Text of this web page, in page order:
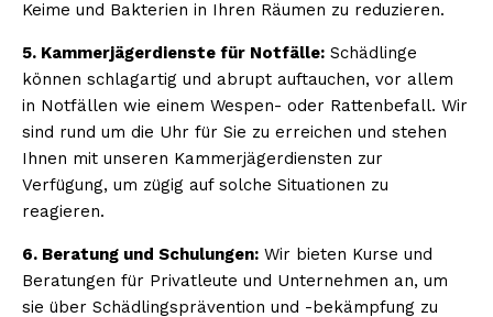
Keime und Bakterien in Ihren Räumen zu reduzieren.
5. Kammerjägerdienste für Notfälle: Schädlinge
können schlagartig und abrupt auftauchen, vor allem
in Notfällen wie einem Wespen- oder Rattenbefall. Wir
sind rund um die Uhr für Sie zu erreichen und stehen
Ihnen mit unseren Kammerjägerdiensten zur
Verfügung, um zügig auf solche Situationen zu
reagieren.
6. Beratung und Schulungen: Wir bieten Kurse und
Beratungen für Privatleute und Unternehmen an, um
sie über Schädlingsprävention und -bekämpfung zu